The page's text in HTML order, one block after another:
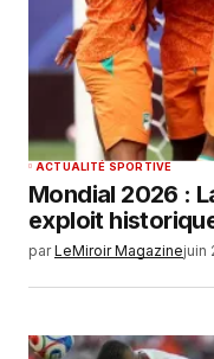
ACTUALITÉ SPORTIVE
Mondial 2026 :
exploit
par LeMiroir Magazinejuin